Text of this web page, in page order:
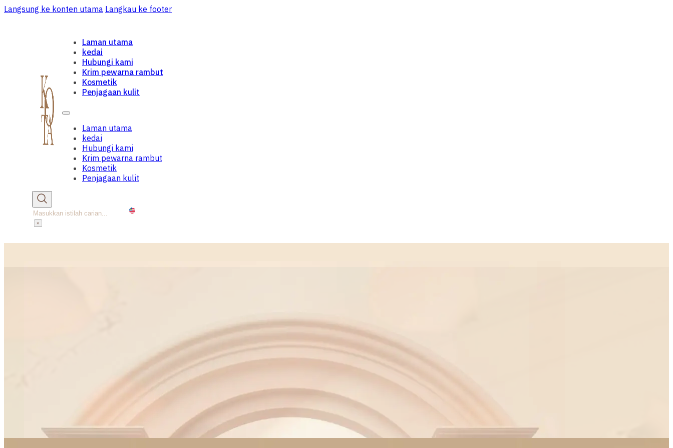
Langsung ke konten utama Langkau ke footer
Laman utama
kedai
Hubungi kami
Krim pewarna rambut
Kosmetik
Penjagaan kulit
Laman utama
kedai
Hubungi kami
Krim pewarna rambut
Kosmetik
Penjagaan kulit
Gelintar
×
Hubungi kami
Krim pewarna rambut
Kosmetik
Penjagaan kulit